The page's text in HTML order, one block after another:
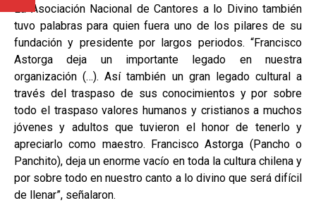
La Asociación Nacional de Cantores a lo Divino también
tuvo palabras para quien fuera uno de los pilares de su
fundación y presidente por largos periodos. “Francisco
Astorga deja un importante legado en nuestra
organización (…). Así también un gran legado cultural a
través del traspaso de sus conocimientos y por sobre
todo el traspaso valores humanos y cristianos a muchos
jóvenes y adultos que tuvieron el honor de tenerlo y
apreciarlo como maestro. Francisco Astorga (Pancho o
Panchito), deja un enorme vacío en toda la cultura chilena y
por sobre todo en nuestro canto a lo divino que será difícil
de llenar”, señalaron.